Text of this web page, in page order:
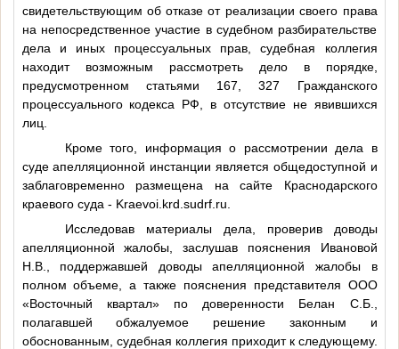
свидетельствующим об отказе от реализации своего права
на непосредственное участие в судебном разбирательстве
дела и иных процессуальных прав, судебная коллегия
находит возможным рассмотреть дело в порядке,
предусмотренном статьями 167, 327 Гражданского
процессуального кодекса РФ, в отсутствие не явившихся
лиц.
Кроме того, информация о рассмотрении дела в
суде апелляционной инстанции является общедоступной и
заблаговременно размещена на сайте Краснодарского
краевого суда - Kraevoi.krd.sudrf.ru.
Исследовав материалы дела, проверив доводы
апелляционной жалобы, заслушав пояснения Ивановой
Н.В., поддержавшей доводы апелляционной жалобы в
полном объеме, а также пояснения представителя ООО
«Восточный квартал» по доверенности Белан С.Б.,
полагавшей обжалуемое решение законным и
обоснованным, судебная коллегия приходит к следующему.